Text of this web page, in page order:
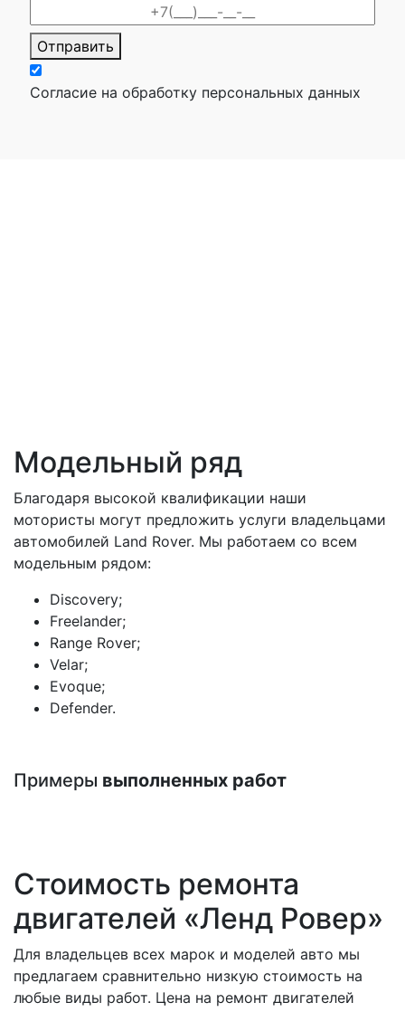
Отправить
Согласие на обработку персональных данных
Модельный ряд
Благодаря высокой квалификации наши
мотористы могут предложить услуги владельцами
автомобилей Land Rover. Мы работаем со всем
модельным рядом:
Discovery;
Freelander;
Range Rover;
Velar;
Evoque;
Defender.
Примеры выполненных работ
Стоимость ремонта
двигателей «Ленд Ровер»
Для владельцев всех марок и моделей авто мы
предлагаем сравнительно низкую стоимость на
любые виды работ. Цена на ремонт двигателей